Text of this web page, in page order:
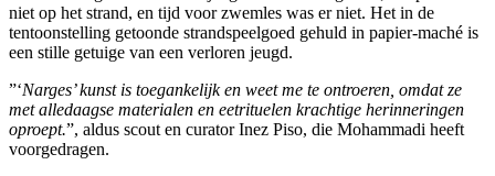
niet op het strand, en tijd voor zwemles was er niet. Het in de
tentoonstelling getoonde strandspeelgoed gehuld in papier-maché is
een stille getuige van een verloren jeugd.
”‘Narges’ kunst is toegankelijk en weet me te ontroeren, omdat ze
met alledaagse materialen en eetrituelen krachtige herinneringen
oproept.”, aldus scout en curator Inez Piso, die Mohammadi heeft
voorgedragen.